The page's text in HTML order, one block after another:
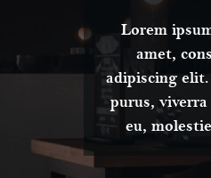
Lorem
amet,
adipiscing
purus,
eu,